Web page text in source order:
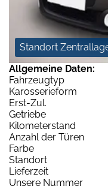
Standort
Allgemeine Daten:
Fahrzeugtyp
Karosserieform
Erst-Zul.
Getriebe
Kilometerstand
Anzahl der Türen
Farbe
Standort
Lieferzeit
Unsere Nummer